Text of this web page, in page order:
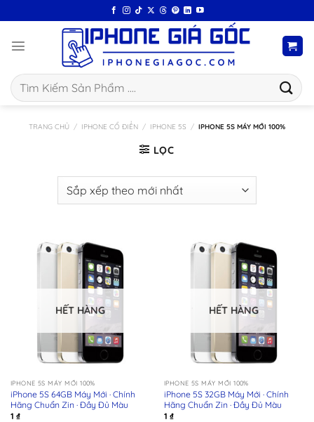
qua
nội
Tìm
kiếm:
TRANG CHỦ / IPHONE CỔ ĐIỂN / IPHONE 5S / IPHONE 5S MÁY MỚI 100%
LỌC
HẾT HÀNG
IPHONE 5S MÁY MỚI 100%
iPhone 5S 64GB Máy Mới · Chính
Hãng Chuẩn Zin · Đầy Đủ Màu
1 ₫
HẾT HÀNG
IPHONE 5S MÁY MỚI 100%
iPhone 5S 32GB Máy Mới · Chính
Hãng Chuẩn Zin · Đầy Đủ Màu
1 ₫